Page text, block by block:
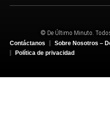
© De Último Minuto.
Contáctanos
Sobre Nosotros –
Política de privacidad